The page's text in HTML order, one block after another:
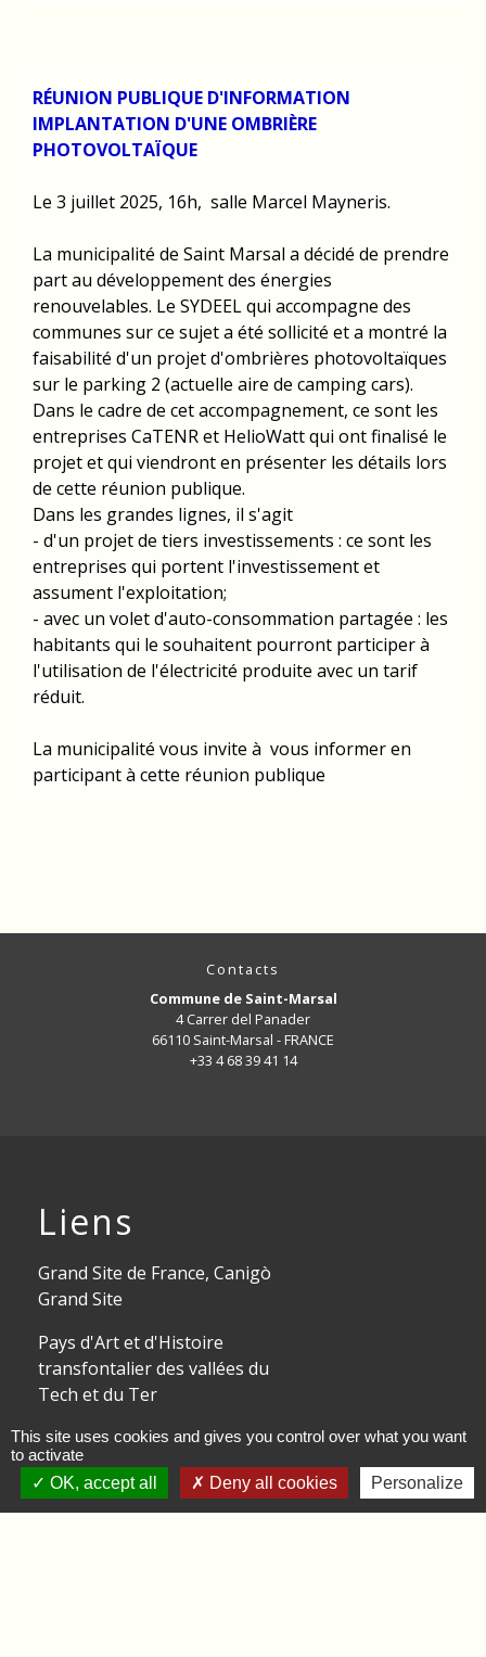
RÉUNION PUBLIQUE D'INFORMATION
IMPLANTATION D'UNE OMBRIÈRE
PHOTOVOLTAÏQUE
Le 3 juillet 2025, 16h, salle Marcel Mayneris.
La municipalité de Saint Marsal a décidé de prendre
part au développement des énergies
renouvelables. Le SYDEEL qui accompagne des
communes sur ce sujet a été sollicité et a montré la
faisabilité d'un projet d'ombrières photovoltaïques
sur le parking 2 (actuelle aire de camping cars).
Dans le cadre de cet accompagnement, ce sont les
entreprises CaTENR et HelioWatt qui ont finalisé le
projet et qui viendront en présenter les détails lors
de cette réunion publique.
Dans les grandes lignes, il s'agit
- d'un projet de tiers investissements : ce sont les
entreprises qui portent l'investissement et
assument l'exploitation;
- avec un volet d'auto-consommation partagée : les
habitants qui le souhaitent pourront participer à
l'utilisation de l'électricité produite avec un tarif
réduit.
La municipalité vous invite à vous informer en
participant à cette réunion publique
Contacts
Commune de Saint-Marsal
4 Carrer del Panader
66110 Saint-Marsal - FRANCE
+33 4 68 39 41 14
Liens
Grand Site de France, Canigò
Grand Site
Pays d'Art et d'Histoire
transfontalier des vallées du
Tech et du Ter
Territoire Sud Canigou
Pays Pyrénées Méditerranée
This site uses cookies and gives you control over what you want
to activate
OK, accept all
Deny all cookies Personalize